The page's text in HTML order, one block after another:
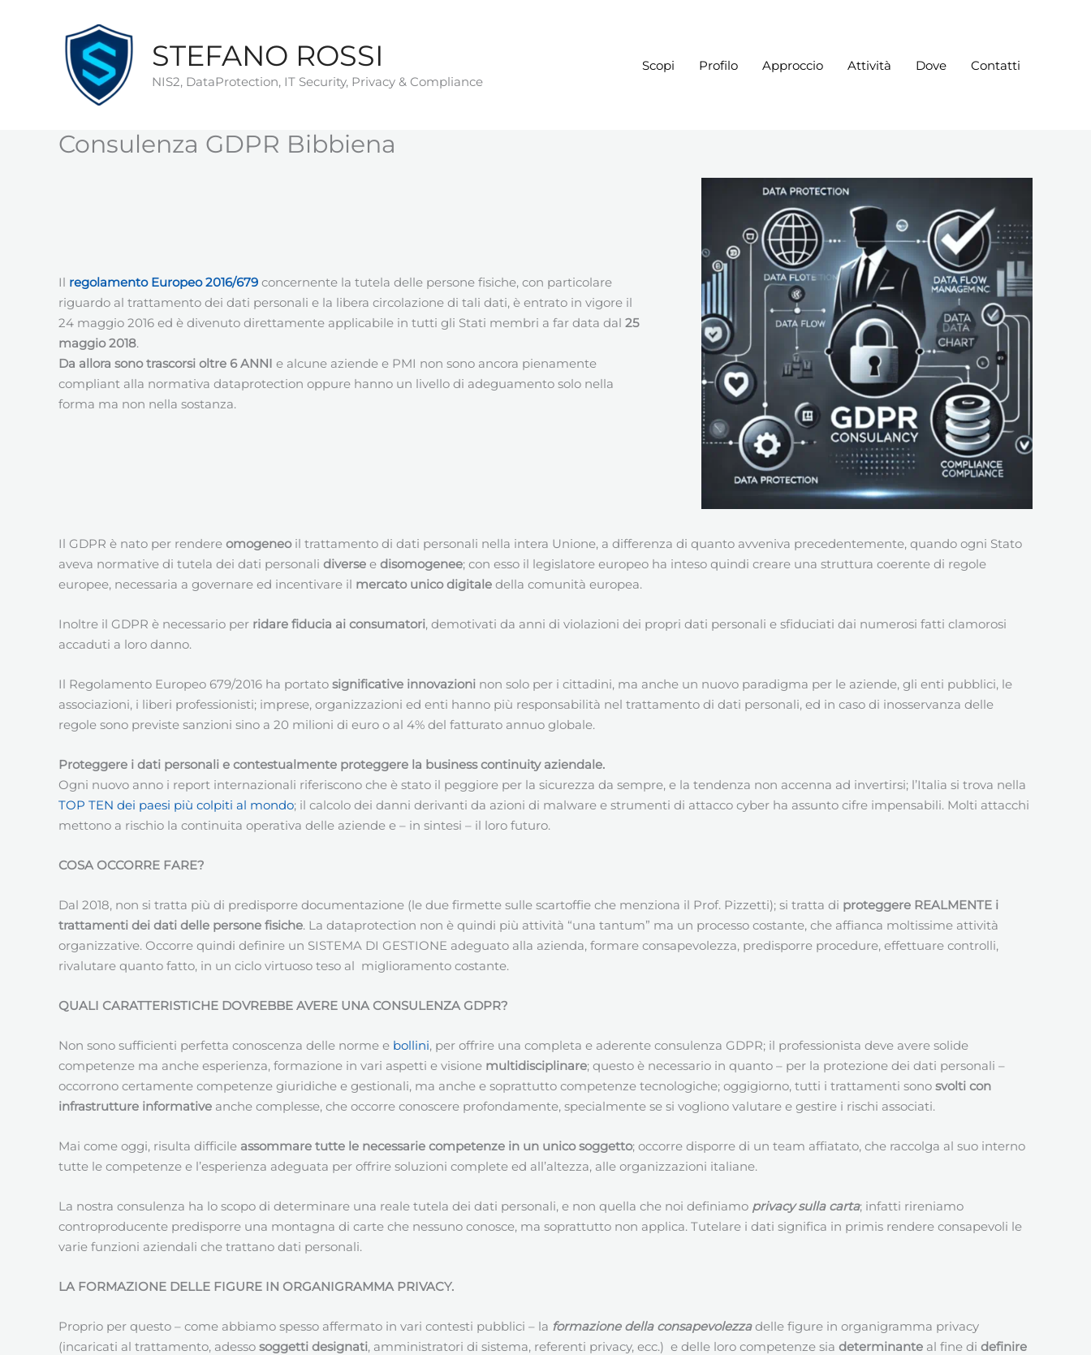
STEFANO ROSSI
NIS2, DataProtection, IT Security, Privacy & Compliance
Scopi Profilo Approccio Attività Dove Contatti
Consulenza GDPR Bibbiena
Il regolamento Europeo2016/679 concernente la tutela delle persone fisiche, con particolare
riguardo al trattamento dei dati personali e la libera circolazione di tali dati, è entrato in vigore il
24 maggio 2016 ed è divenuto direttamente applicabile in tutti gli Stati membri a far data dal 25
maggio 2018.
Da allora sono trascorsi oltre 6 ANNI e alcune aziende e PMI non sono ancora pienamente
compliant alla normativa dataprotection oppure hanno un livello di adeguamento solo nella
forma ma non nella sostanza.
Il GDPR è nato per rendere omogeneoil trattamento di dati personali nella intera Unione, a differenza di quanto avveniva precedentemente, quando ogni Stato
aveva normative di tutela dei dati personali diverse e disomogenee; con esso il legislatore europeo ha inteso quindi creare una struttura coerente di regole
europee, necessaria a governare ed incentivare il mercato unico digitale della comunità europea.
Inoltre il GDPR è necessario per ridare fiducia ai consumatori, demotivati da anni di violazioni dei propri dati personali e sfiduciati dai numerosi fatti clamorosi
accaduti a loro danno.
Il Regolamento Europeo 679/2016 ha portato significative innovazioni non solo per i cittadini, ma anche un nuovo paradigma per le aziende, gli enti pubblici, le
associazioni, i liberi professionisti; imprese, organizzazioni ed enti hanno più responsabilità nel trattamento di dati personali, ed in caso di inosservanza delle
regole sono previste sanzioni sino a 20 milioni di euro o al 4% del fatturato annuo globale.
Proteggere i dati personali e contestualmente proteggere la business continuity aziendale.
Ogni nuovo anno i report internazionali riferiscono che è stato il peggiore per la sicurezza da sempre, e la tendenza non accenna ad invertirsi; l’Italia si trova nella
TOP TEN dei paesi più colpiti al mondo; il calcolo dei danni derivanti da azioni di malware e strumenti di attacco cyber ha assunto cifre impensabili. Molti attacchi
mettono a rischio la continuita operativa delle aziende e – in sintesi – il loro futuro.
COSA OCCORRE FARE?
Dal 2018, non si tratta più di predisporre documentazione (le due firmette sulle scartoffie che menziona il Prof. Pizzetti); si tratta di proteggere REALMENTE i
trattamenti dei dati delle persone fisiche. La dataprotection non è quindi più attività “una tantum” ma un processo costante, che affianca moltissime attività
organizzative. Occorre quindi definire un SISTEMA DI GESTIONE adeguato alla azienda, formare consapevolezza, predisporre procedure, effettuare controlli,
rivalutare quanto fatto, in un ciclo virtuoso teso al miglioramento costante.
QUALI CARATTERISTICHE DOVREBBE AVERE UNA CONSULENZA GDPR?
Non sono sufficienti perfetta conoscenza delle norme e bollini, per offrire una completa e aderente consulenza GDPR; il professionista deve avere solide
competenze ma anche esperienza, formazione in vari aspetti e visione multidisciplinare; questo è necessario in quanto – per la protezione dei dati personali –
occorrono certamente competenze giuridiche e gestionali, ma anche e soprattutto competenze tecnologiche; oggigiorno, tutti i trattamenti sono svolti con
infrastrutture informative anche complesse, che occorre conoscere profondamente, specialmente se si vogliono valutare e gestire i rischi associati.
Mai come oggi, risulta difficile assommare tutte le necessarie competenze in un unico soggetto; occorre disporre di un team affiatato, che raccolga al suo interno
tutte le competenze e l’esperienza adeguata per offrire soluzioni complete ed all’altezza, alle organizzazioni italiane.
La nostra consulenza ha lo scopo di determinare una reale tutela dei dati personali, e non quella che noi definiamo privacy sulla carta; infatti rireniamo
controproducente predisporre una montagna di carte che nessuno conosce, ma soprattutto non applica. Tutelare i dati significa in primis rendere consapevoli le
varie funzioni aziendali che trattano dati personali.
LA FORMAZIONE DELLE FIGURE IN ORGANIGRAMMA PRIVACY.
Proprio per questo – come abbiamo spesso affermato in vari contesti pubblici – la formazione della consapevolezzadelle figure in organigramma privacy
(incaricati al trattamento, adesso soggetti designati, amministratori di sistema, referenti privacy, ecc.) e delle loro competenze sia determinante al fine di definire